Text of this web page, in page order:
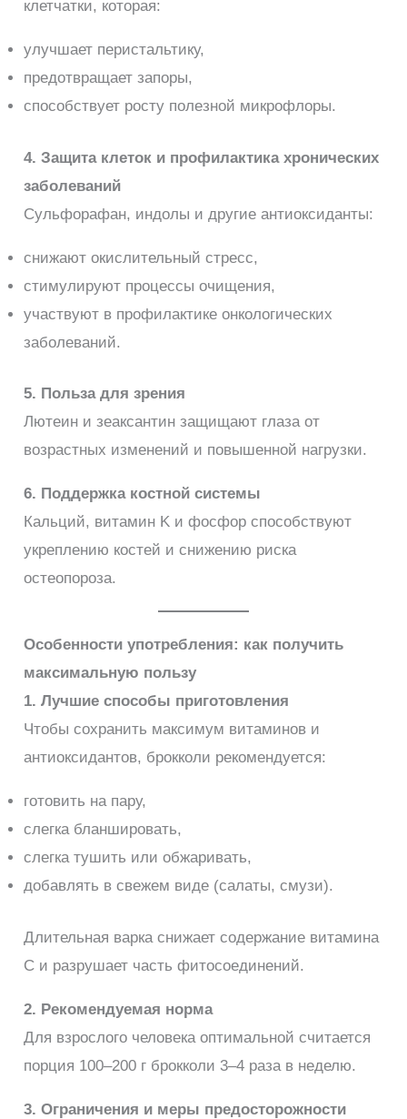
клетчатки, которая:
улучшает перистальтику,
предотвращает запоры,
способствует росту полезной микрофлоры.
4. Защита клеток и профилактика хронических
заболеваний
Сульфорафан, индолы и другие антиоксиданты:
снижают окислительный стресс,
стимулируют процессы очищения,
участвуют в профилактике онкологических
заболеваний.
5. Польза для зрения
Лютеин и зеаксантин защищают глаза от
возрастных изменений и повышенной нагрузки.
6. Поддержка костной системы
Кальций, витамин K и фосфор способствуют
укреплению костей и снижению риска
остеопороза.
Особенности употребления: как получить
максимальную пользу
1. Лучшие способы приготовления
Чтобы сохранить максимум витаминов и
антиоксидантов, брокколи рекомендуется:
готовить на пару,
слегка бланшировать,
слегка тушить или обжаривать,
добавлять в свежем виде (салаты, смузи).
Длительная варка снижает содержание витамина
C и разрушает часть фитосоединений.
2. Рекомендуемая норма
Для взрослого человека оптимальной считается
порция 100–200 г брокколи 3–4 раза в неделю.
3. Ограничения и меры предосторожности